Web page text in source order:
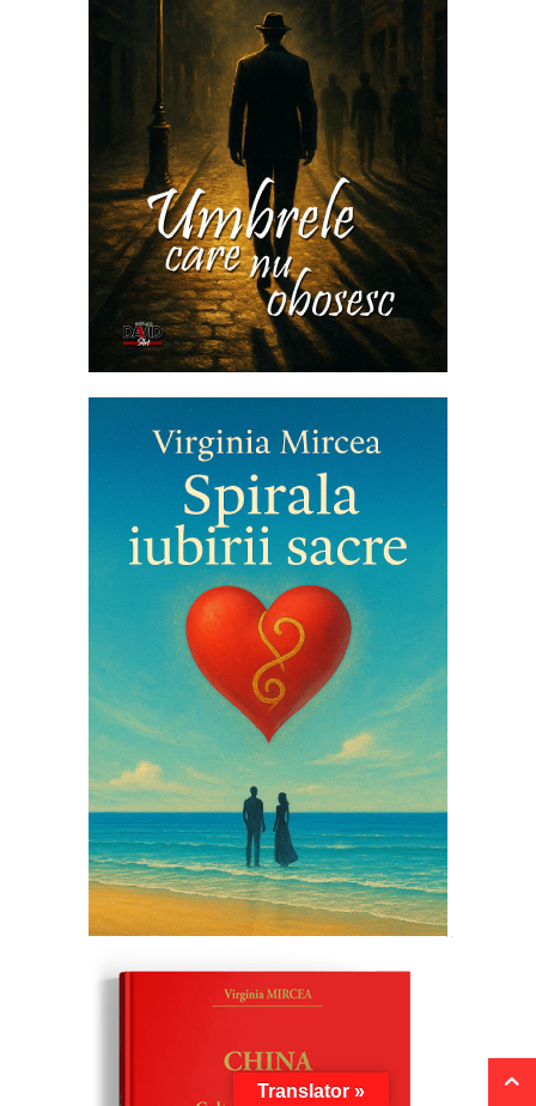
Translator »